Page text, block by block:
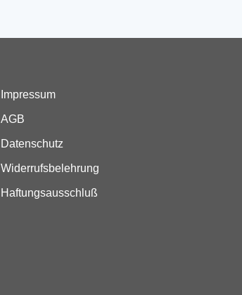
Impressum
AGB
Datenschutz
Widerrufsbelehrung
Haftungsausschluß